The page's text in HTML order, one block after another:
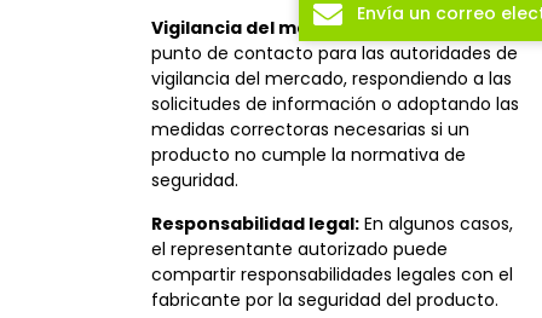
Vigilancia del mercado:Actúan como
punto de contacto para las autoridades de
vigilancia del mercado, respondiendo a las
solicitudes de información o adoptando las
medidas correctoras necesarias si un
producto no cumple la normativa de
seguridad.
Responsabilidad legal: En algunos casos,
el representante autorizado puede
compartir responsabilidades legales con el
fabricante por la seguridad del producto.
Envía un correo